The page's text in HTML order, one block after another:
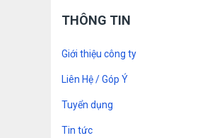
THÔNG TIN
Giới thiệu công ty
Liên Hệ / Góp Ý
Tuyển dụng
Tin tức